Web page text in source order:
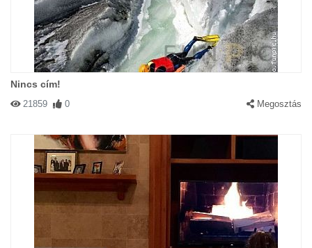
Nincs cím!
21859 0 Megosztás